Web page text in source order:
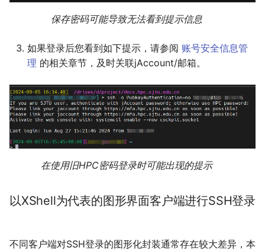
保存密码可能导致无法看到提示信息
如果登录后您看到如下提示，请参阅 账号安全信息管
理 的相关章节，及时关联jAccount/邮箱。
在使用旧HPC密码登录时可能出现的提示
以XShell为代表的图形界面客户端进行SSH登录
不同客户端对SSH登录的图形化封装通常存在较大差异，本